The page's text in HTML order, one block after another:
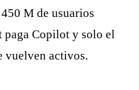
M de usuarios
paga Copilot y solo el
vuelven activos.